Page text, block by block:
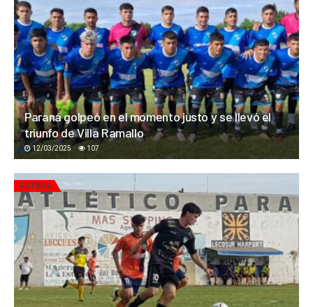
Paraná golpeó en el momento justo y se llevó el
triunfo de Villa Ramallo
12/03/2025 107
FÚTBOL